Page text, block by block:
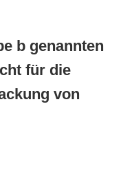
b genannten
für die
von